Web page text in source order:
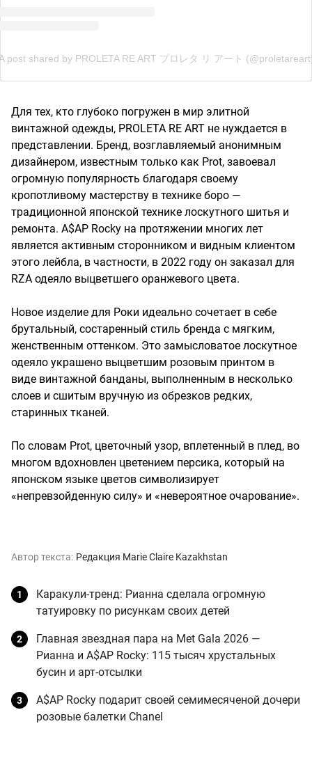
post shared by PROLETA RE ART プロレタ リ アート
Для тех, кто глубоко погружен в мир элитной
винтажной одежды, PROLETA RE ART не нуждается в
представлении. Бренд, возглавляемый анонимным
дизайнером, известным только как Prot, завоевал
огромную популярность благодаря своему
кропотливому мастерству в технике боро —
традиционной японской технике лоскутного шитья и
ремонта. A$AP Rocky на протяжении многих лет
является активным сторонником и видным клиентом
этого лейбла, в частности, в 2022 году он заказал для
RZA одеяло выцветшего оранжевого цвета.
Новое изделие для Роки идеально сочетает в себе
брутальный, состаренный стиль бренда с мягким,
женственным оттенком. Это замысловатое лоскутное
одеяло украшено выцветшим розовым принтом в
виде винтажной банданы, выполненным в несколько
слоев и сшитым вручную из обрезков редких,
старинных тканей.
По словам Prot, цветочный узор, вплетенный в плед, во
многом вдохновлен цветением персика, который на
японском языке цветов символизирует
«непревзойденную силу» и «невероятное очарование».
Автор текста: Редакция Marie Claire Kazakhstan
Каракули-тренд: Рианна сделала огромную
татуировку по рисункам своих детей
Главная звездная пара на Met Gala 2026 —
Рианна и A$AP Rocky: 115 тысяч хрустальных
бусин и арт-отсылки
A$AP Rocky подарит своей семимесяченой дочери
розовые балетки Chanel